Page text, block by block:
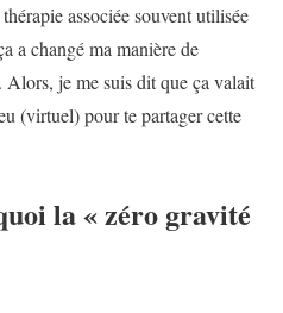
associée souvent utilisée
a changé ma manière de
Alors, je me suis dit que ça valait
(virtuel) pour te partager cette
la « zéro gravité